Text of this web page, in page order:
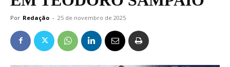
Por Redação - 25 de novembro de 2025